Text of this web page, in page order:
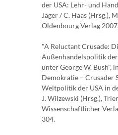
der USA: Lehr- und
Jäger / C. Haas (Hrsg.),
Oldenbourg Verlag
"A Reluctant Crusade:
Außenhandelspolitik
unter George W. Bush",
Demokratie – Crusader
Weltpolitik der USA in
J. Wilzewski (Hrsg.),
Wissenschaftlicher
304.